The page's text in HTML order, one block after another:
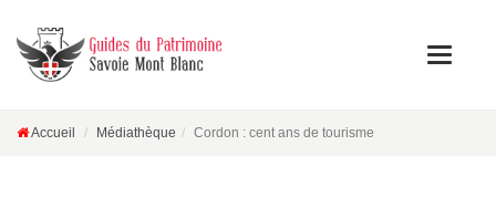
Accueil Médiathèque Cordon : cent ans de tourisme